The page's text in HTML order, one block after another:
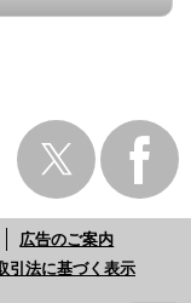
広告のご案内
引法に基づく表示